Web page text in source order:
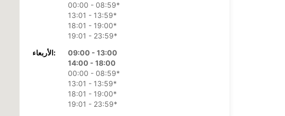
00:00 - 08:59*
13:01 - 13:59*
18:01 - 19:00*
19:01 - 23:59*
الأربعاء:
09:00 - 13:00
14:00 - 18:00
00:00 - 08:59*
13:01 - 13:59*
18:01 - 19:00*
19:01 - 23:59*